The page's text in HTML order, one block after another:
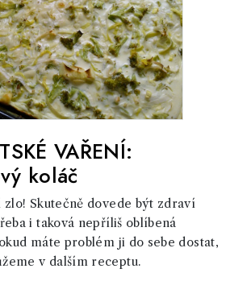
VAŘENÍ:
koláč
zlo! Skutečně dovede být zdraví
i taková nepříliš oblíbená
máte problém ji do sebe dostat,
v dalším receptu.